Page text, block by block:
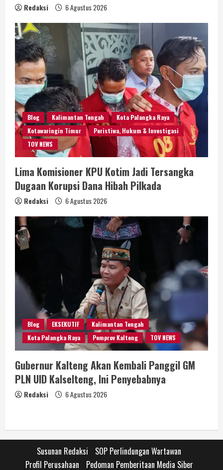
Redaksi 6 Agustus 2026
Blog Kalimantan Tengah
Kota Palangka Raya
Kotawaringin Timur
Peristiwa, Hukum & Investigasi
TOV NEWS
Lima Komisioner KPU Kotim Jadi Tersangka
Dugaan Korupsi Dana Hibah Pilkada
Redaksi 6 Agustus 2026
Blog EKSEKUTIF
Kalimantan Tengah
Kota Palangka Raya
Pemprov Kalteng TOV NEWS
Gubernur Kalteng Akan Kembali Panggil GM
PLN UID Kalselteng, Ini Penyebabnya
Redaksi 6 Agustus 2026
Susunan Redaksi
SOP Perlindungan Wartawan
Profil Perusahaan
Pedoman Pemberitaan Media Siber